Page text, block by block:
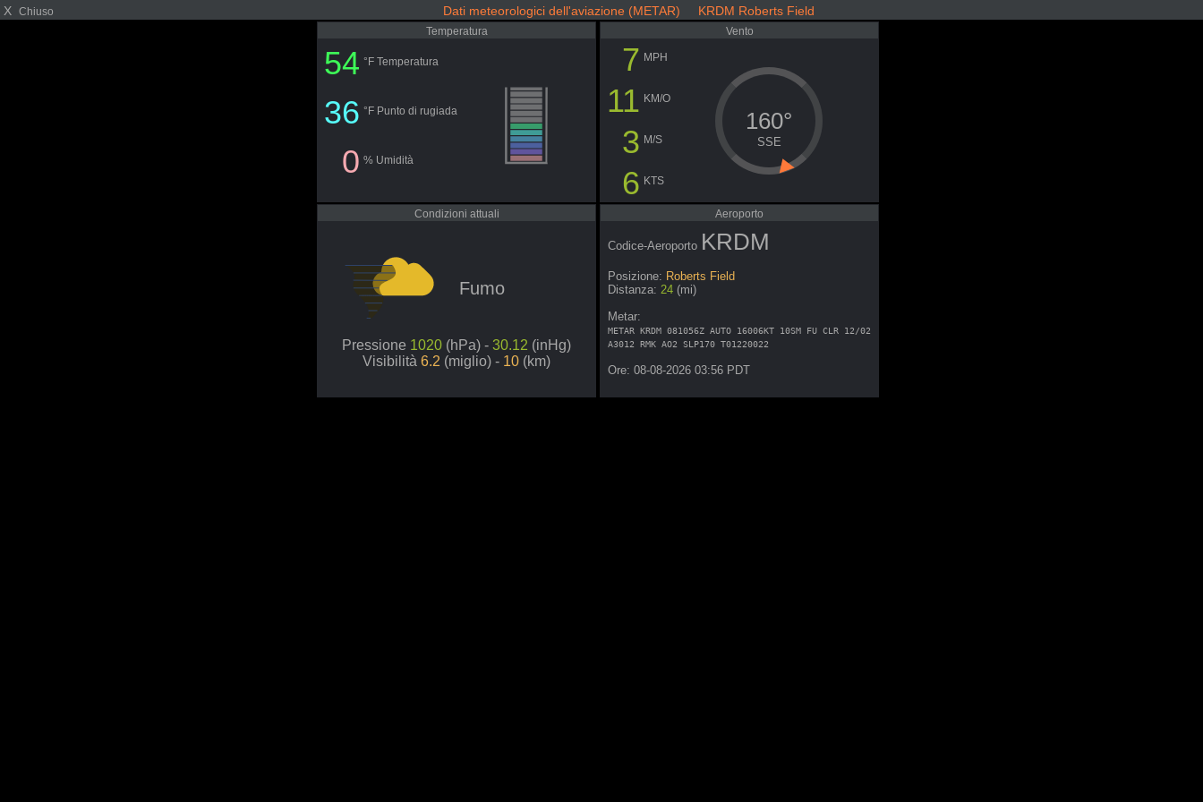
X Chiuso Dati meteorologici dell'aviazione (METAR) KRDM Roberts Field
Temperatura
54 °F Temperatura
36 °F Punto di rugiada
0 % Umidità
Vento
7 MPH
11 KM/O
3 M/S
6 KTS
160°
SSE
Condizioni attuali
Fumo
Pressione 1020 (hPa) - 30.12 (inHg)
Visibilità 6.2 (miglio) - 10 (km)
Aeroporto
Codice-Aeroporto KRDM
Posizione: Roberts Field
Distanza: 24 (mi)
Metar:
METAR KRDM 081056Z AUTO 16006KT 10SM FU CLR 12/02
A3012 RMK AO2 SLP170 T01220022
Ore: 08-08-2026 03:56 PDT